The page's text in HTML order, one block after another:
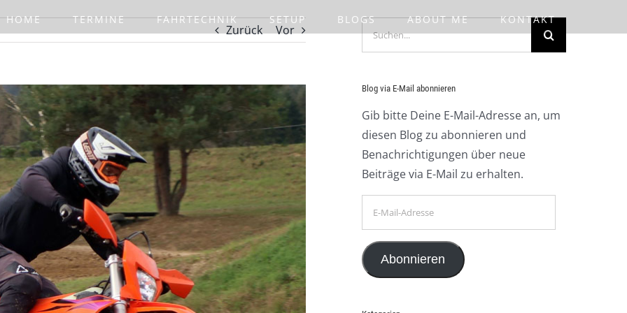
HOME TERMINE FAHRTECHNIK SETUP BLOGS ABOUT ME KONTAKT
Zurück Vor
Suche
Blog via E-Mail abonnieren
Gib bitte Deine E-Mail-Adresse an, um
diesen Blog zu abonnieren und
Benachrichtigungen über neue
Beiträge via E-Mail zu erhalten.
Adresse
Abonnieren